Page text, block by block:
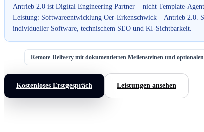
Antrieb 2.0 ist Digital Engineering Partner – nicht Template-
Leistung: Softwareentwicklung Oer-Erkenschwick – Antrieb 2.0.
individueller Software, technischem SEO und KI-Sichtbarkeit.
Remote-Delivery mit dokumentierten Meilensteinen und
Kostenloses Erstgespräch Leistungen ansehen